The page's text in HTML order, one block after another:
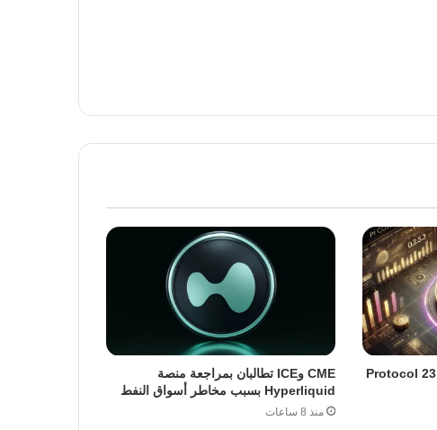
Pi Network تمدد مهلة ترقية Protocol 23
CME وICE تطالبان بمراجعة منصة
Hyperliquid بسبب مخاطر أسواق النفط
منذ 8 ساعات